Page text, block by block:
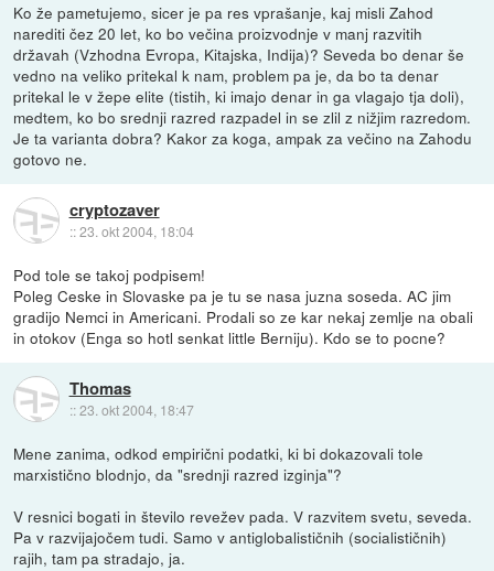
Ko že pametujemo, sicer je pa res vprašanje, kaj misli Zahod
narediti čez 20 let, ko bo večina proizvodnje v manj razvitih
državah (Vzhodna Evropa, Kitajska, Indija)? Seveda bo denar še
vedno na veliko pritekal k nam, problem pa je, da bo ta denar
pritekal le v žepe elite (tistih, ki imajo denar in ga vlagajo tja doli),
medtem, ko bo srednji razred razpadel in se zlil z nižjim razredom.
Je ta varianta dobra? Kakor za koga, ampak za večino na Zahodu
gotovo ne.
cryptozaver
::23. okt 2004, 18:04
Pod tole se takoj podpisem!
Poleg Ceske in Slovaske pa je tu se nasa juzna soseda. AC jim
gradijo Nemci in Americani. Prodali so ze kar nekaj zemlje na obali
in otokov (Enga so hotl senkat little Berniju). Kdo se to pocne?
Thomas
::23. okt 2004, 18:47
Mene zanima, odkod empirični podatki, ki bi dokazovali tole
marxistično blodnjo, da "srednji razred izginja"?
V resnici bogati in število revežev pada. V razvitem svetu, seveda.
Pa v razvijajočem tudi. Samo v antiglobalističnih (socialističnih)
rajih, tam pa stradajo, ja.